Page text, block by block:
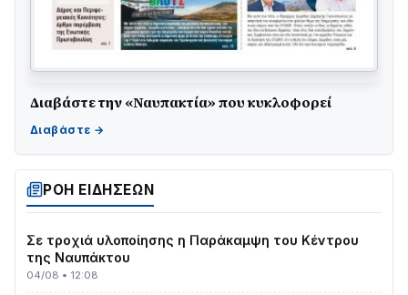
Διαβάστε την «Ναυπακτία» που κυκλοφορεί
ΡΟΗ ΕΙΔΗΣΕΩΝ
ΤΟ ΠΑΡΤΥ ΣΥΝΕΧΙΖΕΤΑΙ…
05/08 • 08:41
Στο σκοτάδι μεγάλο μέρος στο Λυγιά Ναυπάκτου
04/08 • 19:47
της Ναυπάκτου
04/08 • 12:08